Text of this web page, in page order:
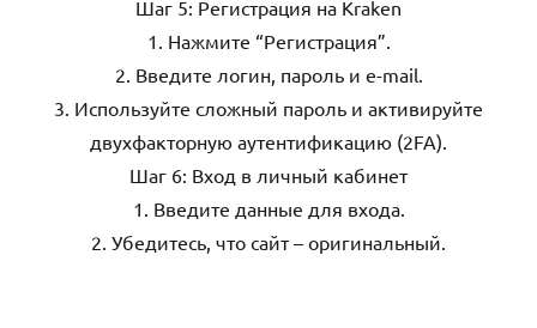
Шаг 5: Регистрация на Kraken
1. Нажмите “Регистрация”.
2. Введите логин, пароль и e-mail.
3. Используйте сложный пароль и активируйте
двухфакторную аутентификацию (2FA).
Шаг 6: Вход в личный кабинет
1. Введите данные для входа.
2. Убедитесь, что сайт – оригинальный.